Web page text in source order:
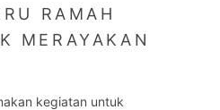
RAMAH
MERAYAKAN
kegiatan untuk